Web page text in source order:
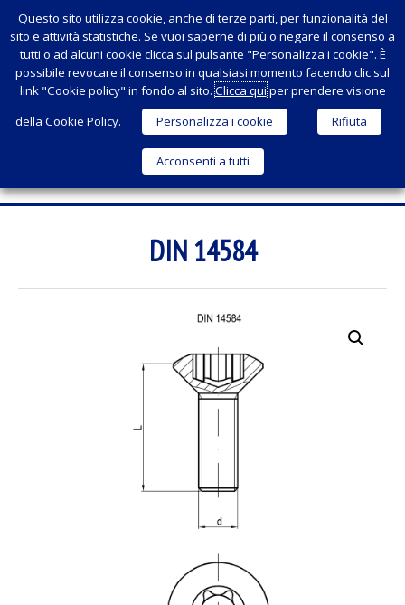
SKIP
DIN 14584
Questo sito utilizza cookie, anche di terze parti, per funzionalità del
sito e attività statistiche. Se vuoi saperne di più o negare il consenso a
tutti o ad alcuni cookie clicca sul pulsante "Personalizza i cookie". È
possibile revocare il consenso in qualsiasi momento facendo clic sul
link "Cookie policy" in fondo al sito.Clicca quiper prendere visione
della Cookie Policy.
Personalizza i cookie Rifiuta
Acconsenti a tutti